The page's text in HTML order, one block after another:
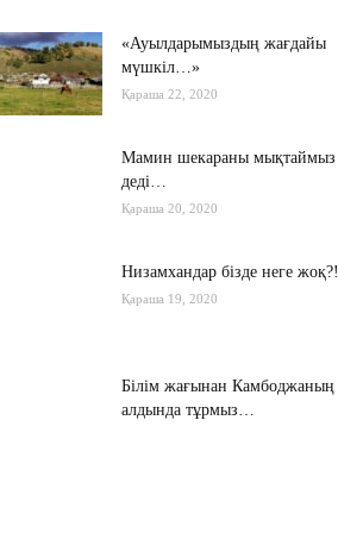
«Ауылдарымыздың жағдайы
мүшкіл…»
Қараша 22, 2020
Мамин шекараны мықтаймыз
деді…
Қараша 20, 2020
Низамхандар бізде неге жоқ?!
Қараша 19, 2020
Білім жағынан Камбоджаның
алдында тұрмыз…